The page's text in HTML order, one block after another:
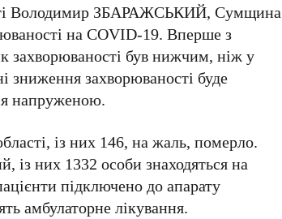
Володимир ЗБАРАЖСЬКИЙ, Сумщина
на COVID-19. Вперше з
захворюваності був нижчим, ніж у
зниження захворюваності буде
напруженою.
із них 146, на жаль, померло.
із них 1332 особи знаходяться на
підключено до апарату
амбулаторне лікування.